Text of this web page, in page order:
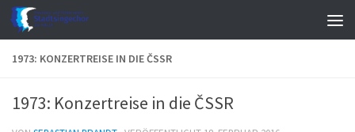
Zum Inhalt springen
1973: KONZERTREISE IN DIE ČSSR
1973: Konzertreise in die ČSSR